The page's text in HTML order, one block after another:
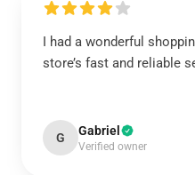
I had a wonderful
store’s fast and reliable
G Gabriel
Verified owner